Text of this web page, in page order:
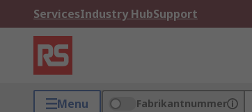
ServicesIndustry HubSupport
Menu Fabrikantnummer